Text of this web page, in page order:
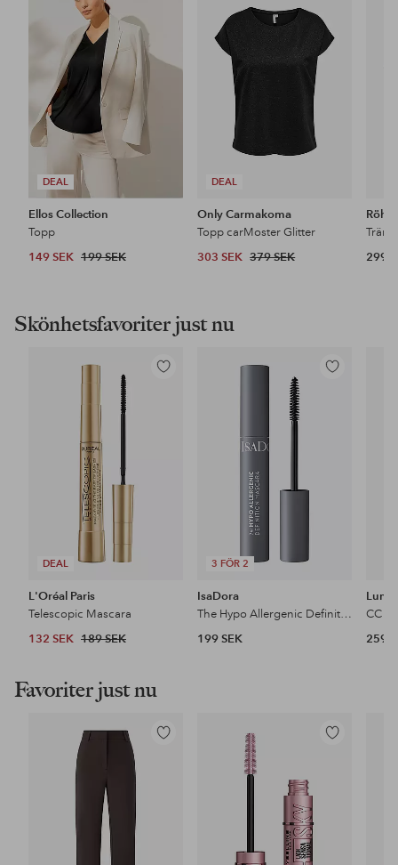
DEAL
Ellos Collection
Topp
149 SEK 199 SEK
DEAL
favoriter
Only Carmakoma
Topp carMoster Glitter
303 SEK 379 SEK
299
Skönhetsfavoriter just nu
DEAL
Lägg
L'Oréal Paris
Telescopic Mascara
132 SEK 189 SEK
3 FÖR 2
Lägg
IsaDora
The Hypo Allergenic Definition Mascara
199 SEK
259
Favoriter just nu
Lägg
Lägg